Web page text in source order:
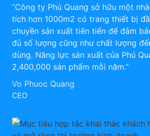
“Công ty Phú Quang sở hữu một
tích hơn 1000m2 có trang thiết bị
chuyền sản xuất tiên tiến để đảm
đủ số lượng cũng như chất lượng
dùng. Năng lực sản xuất của Phú
2,400,000 sản phẩm mỗi năm.”
Vo Phuoc Quang
CEO